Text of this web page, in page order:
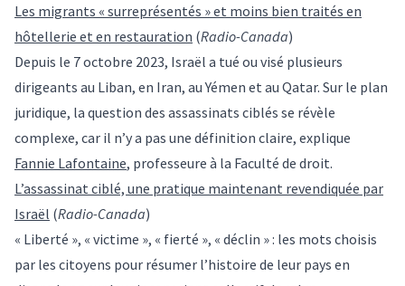
Les migrants « surreprésentés » et moins bien traités en
hôtellerie et en restauration (Radio-Canada)
Depuis le 7 octobre 2023, Israël a tué ou visé plusieurs
dirigeants au Liban, en Iran, au Yémen et au Qatar. Sur le plan
juridique, la question des assassinats ciblés se révèle
complexe, car il n’y a pas une définition claire, explique
Fannie Lafontaine, professeure à la Faculté de droit.
L’assassinat ciblé, une pratique maintenant revendiquée par
Israël (Radio-Canada)
« Liberté », « victime », « fierté », « déclin » : les mots choisis
par les citoyens pour résumer l’histoire de leur pays en